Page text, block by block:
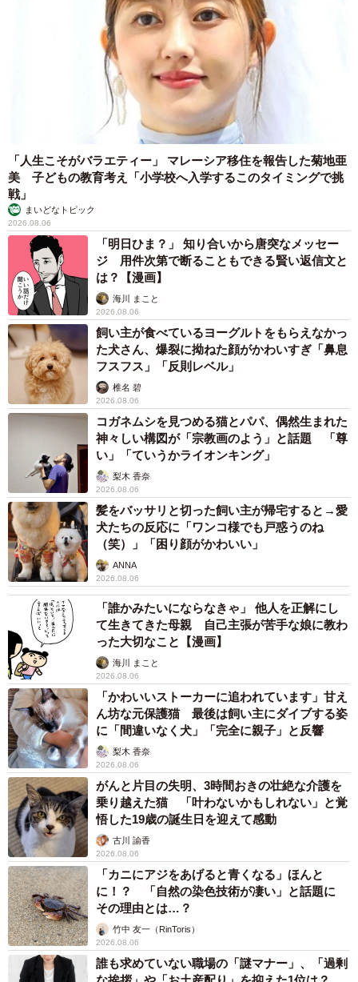
「人生こそがバラエティー」 マレーシア移住を報告した菊地亜
美 子どもの教育考え「小学校へ入学するこのタイミングで挑
戦」
まいどなトピック
2026.08.06
「明日ひま？」 知り合いから唐突なメッセー
ジ 用件次第で断ることもできる賢い返信文と
は？【漫画】
海川 まこと
2026.08.06
飼い主が食べているヨーグルトをもらえなかっ
た犬さん、爆裂に拗ねた顔がかわいすぎ「鼻息
フスフス」「反則レベル」
椎名 碧
2026.08.06
コガネムシを見つめる猫とパパ、偶然生まれた
神々しい構図が「宗教画のよう」と話題 「尊
い」「ていうかライオンキング」
梨木 香奈
2026.08.06
髪をバッサリと切った飼い主が帰宅すると→愛
犬たちの反応に「ワンコ様でも戸惑うのね
（笑）」「困り顔がかわいい」
ANNA
2026.08.06
「誰かみたいにならなきゃ」 他人を正解にし
て生きてきた母親 自己主張が苦手な娘に教わ
った大切なこと【漫画】
海川 まこと
2026.08.06
「かわいいストーカーに追われています」甘え
ん坊な元保護猫 最後は飼い主にダイブする姿
に「間違いなく犬」「完全に親子」と反響
梨木 香奈
2026.08.06
がんと片目の失明、3時間おきの壮絶な介護を
乗り越えた猫 「叶わないかもしれない」と覚
悟した19歳の誕生日を迎えて感動
古川 諭香
2026.08.06
「カニにアジをあげると青くなる」ほんと
に！？ 「自然の染色技術が凄い」と話題に
その理由とは…？
竹中 友一（RinToris）
2026.08.06
誰も求めていない職場の「謎マナー」、「過剰